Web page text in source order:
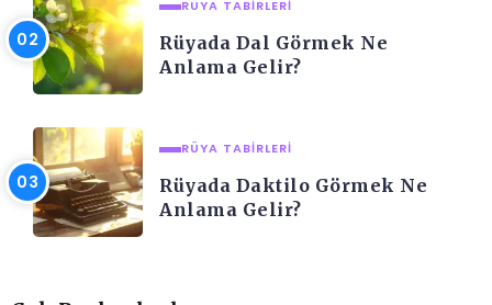
RÜYA TABIRLERI
Rüyada Dal Görmek Ne
Anlama Gelir?
RÜYA TABIRLERI
Rüyada Daktilo Görmek Ne
Anlama Gelir?